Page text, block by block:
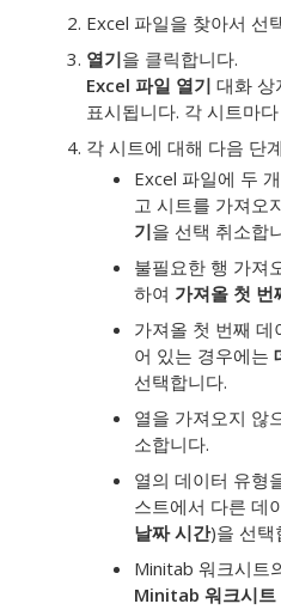
Excel 파일을 찾아서 선
열기을 클릭합니다.
Excel 파일 열기 대화 상
표시됩니다. 각 시트마
각 시트에 대해 다음 단
Excel 파일에 두
고 시트를 가져오
기을 선택 취소합
불필요한 행 가져
하여 가져올 첫 번
가져올 첫 번째 데
어 있는 경우에는
선택합니다.
열을 가져오지 않
소합니다.
열의 데이터 유형
스트에서 다른 데
날짜 시간)을 선택
Minitab 워크시트
Minitab 워크시트